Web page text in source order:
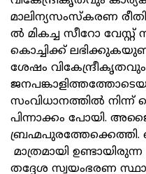
മാലിന്യസംസ്കരണ
ല്‍ മികച്ച സീറോ
കൊച്ചിക്ക്
ശേഷം വികേന്ദ്രീകൃതവും
സംവിധാനത്തില്‍
പിന്നാക്കം പോയി.
മാത്രമായി
തദ്ദേശ സ്വയംഭരണ